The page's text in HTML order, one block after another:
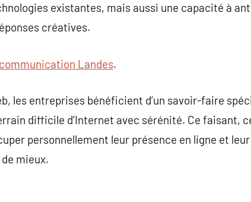
existantes, mais aussi une capacité à
créatives.
Landes.
les entreprises bénéficient d’un savoir-faire
difficile d’Internet avec sérénité. Ce faisant,
personnellement leur présence en ligne et
mieux.